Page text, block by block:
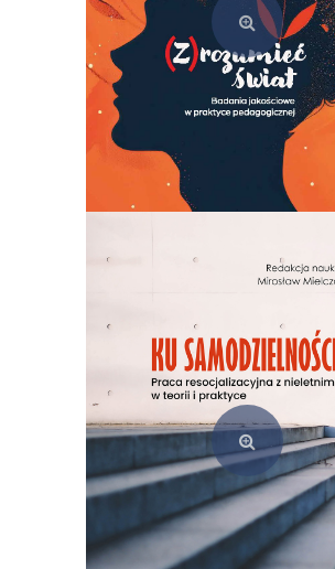
(Z)rozumieć świat. Badania jakościowe w
Dodaj do koszyka